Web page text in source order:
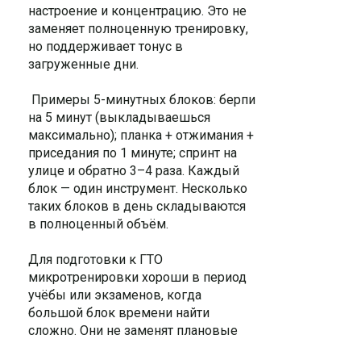
настроение и концентрацию. Это не
заменяет полноценную тренировку,
но поддерживает тонус в
загруженные дни.
Примеры 5-минутных блоков: берпи
на 5 минут (выкладываешься
максимально); планка + отжимания +
приседания по 1 минуте; спринт на
улице и обратно 3–4 раза. Каждый
блок — один инструмент. Несколько
таких блоков в день складываются
в полноценный объём.
Для подготовки к ГТО
микротренировки хороши в период
учёбы или экзаменов, когда
большой блок времени найти
сложно. Они не заменят плановые